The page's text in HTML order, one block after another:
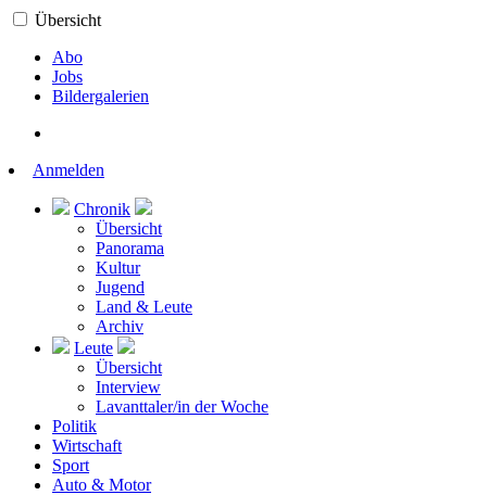
Übersicht
Abo
Jobs
Bildergalerien
Anmelden
Chronik
Übersicht
Panorama
Kultur
Jugend
Land & Leute
Archiv
Leute
Übersicht
Interview
Lavanttaler/in der Woche
Politik
Wirtschaft
Sport
Auto & Motor